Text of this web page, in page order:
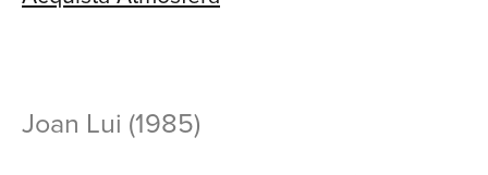
Joan Lui (1985)